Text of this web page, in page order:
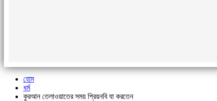
হোম
ধর্ম
কুরআন তেলাওয়াতের সময় প্রিয়নবি যা করতেন